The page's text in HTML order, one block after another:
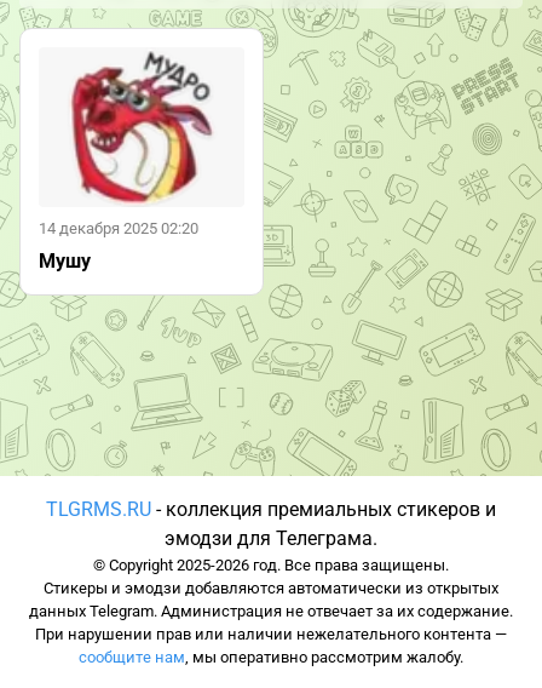
14 декабря 2025 02:20
Мушу
TLGRMS.RU - коллекция премиальных стикеров и
эмодзи для Телеграма.
© Copyright 2025-2026 год. Все права защищены.
Стикеры и эмодзи добавляются автоматически из открытых
данных Telegram. Администрация не отвечает за их содержание.
При нарушении прав или наличии нежелательного контента —
сообщите нам, мы оперативно рассмотрим жалобу.